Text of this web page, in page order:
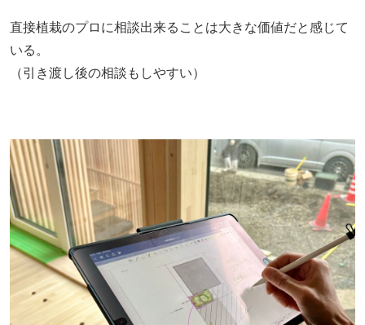
直接植栽のプロに相談出来ることは大きな価値だと感じて
いる。
（引き渡し後の相談もしやすい）